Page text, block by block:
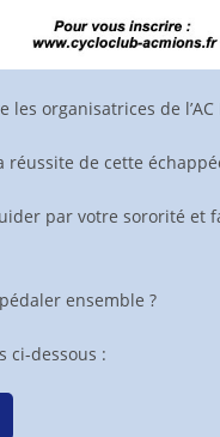
les organisatrices de l’AC
réussite de cette
par votre sororité et
ensemble ?
ci-dessous :